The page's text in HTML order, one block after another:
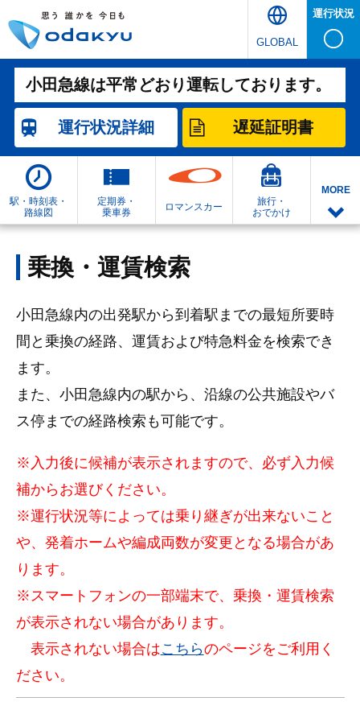
GLOBAL
運行状況
小田急線は平常どおり運転しております。
運行状況詳細 遅延証明書
駅・時刻表・
路線図
定期券・
乗車券
ロマンスカー
旅行・
おでかけ
MORE
乗換・運賃検索
小田急線内の出発駅から到着駅までの最短所要時
間と乗換の経路、運賃および特急料金を検索でき
ます。
また、小田急線内の駅から、沿線の公共施設やバ
ス停までの経路検索も可能です。
※入力後に候補が表示されますので、必ず入力候
補からお選びください。
※運行状況等によっては乗り継ぎが出来ないこと
や、発着ホームや編成両数が変更となる場合があ
ります。
※スマートフォンの一部端末で、乗換・運賃検索
が表示されない場合があります。
表示されない場合はこちらのページをご利用く
ださい。